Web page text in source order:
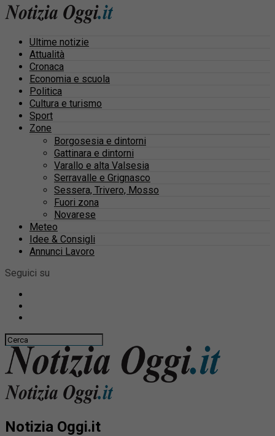
Ultime notizie
Attualità
Cronaca
Economia e scuola
Politica
Cultura e turismo
Sport
Zone
Borgosesia e dintorni
Gattinara e dintorni
Varallo e alta Valsesia
Serravalle e Grignasco
Sessera, Trivero, Mosso
Fuori zona
Novarese
Meteo
Idee & Consigli
Annunci Lavoro
Seguici su
Notizia Oggi.it